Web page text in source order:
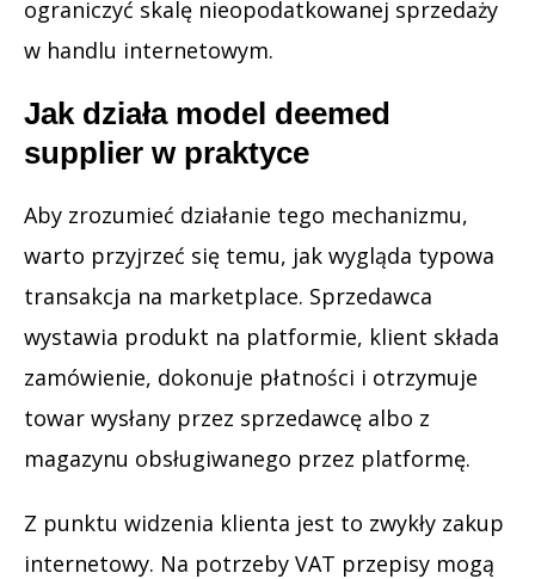
ograniczyć skalę nieopodatkowanej sprzedaży
w handlu internetowym.
Jak działa model deemed
supplier w praktyce
Aby zrozumieć działanie tego mechanizmu,
warto przyjrzeć się temu, jak wygląda typowa
transakcja na marketplace. Sprzedawca
wystawia produkt na platformie, klient składa
zamówienie, dokonuje płatności i otrzymuje
towar wysłany przez sprzedawcę albo z
magazynu obsługiwanego przez platformę.
Z punktu widzenia klienta jest to zwykły zakup
internetowy. Na potrzeby VAT przepisy mogą